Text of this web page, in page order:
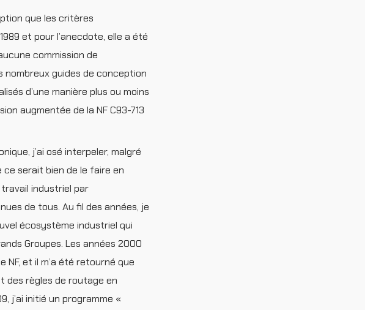
que les critères
et pour l’anecdote, elle a été
commission de
nombreux guides de conception
d’une manière plus ou moins
augmentée de la NF C93-713
j’ai osé interpeler, malgré
ce serait bien de le faire en
industriel par
de tous. Au fil des années, je
écosystème industriel qui
Groupes. Les années 2000
NF, et il m’a été retourné que
des règles de routage en
j’ai initié un programme «